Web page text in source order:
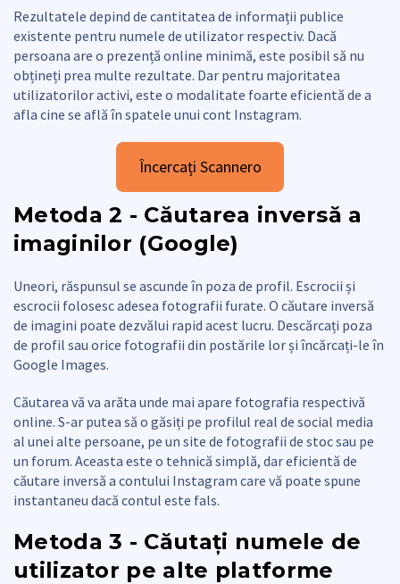
Rezultatele depind de cantitatea de informații publice
existente pentru numele de utilizator respectiv. Dacă
persoana are o prezență online minimă, este posibil să nu
obțineți prea multe rezultate. Dar pentru majoritatea
utilizatorilor activi, este o modalitate foarte eficientă de a
afla cine se află în spatele unui cont Instagram.
Încercați Scannero
Metoda 2 - Căutarea inversă a
imaginilor (Google)
Uneori, răspunsul se ascunde în poza de profil. Escrocii și
escrocii folosesc adesea fotografii furate. O căutare inversă
de imagini poate dezvălui rapid acest lucru. Descărcați poza
de profil sau orice fotografii din postările lor și încărcați-le în
Google Images.
Căutarea vă va arăta unde mai apare fotografia respectivă
online. S-ar putea să o găsiți pe profilul real de social media
al unei alte persoane, pe un site de fotografii de stoc sau pe
un forum. Aceasta este o tehnică simplă, dar eficientă de
căutare inversă a contului Instagram care vă poate spune
instantaneu dacă contul este fals.
Metoda 3 - Căutați numele de
utilizator pe alte platforme